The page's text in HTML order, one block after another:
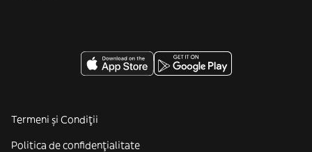
Termeni și Condiții
Politica de confidenţialitate